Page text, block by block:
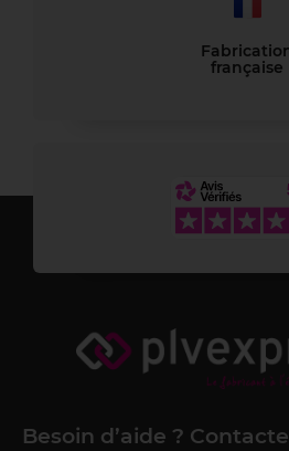
française
Besoin d’aide ?